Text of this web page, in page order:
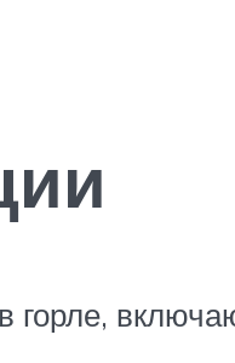
горле,